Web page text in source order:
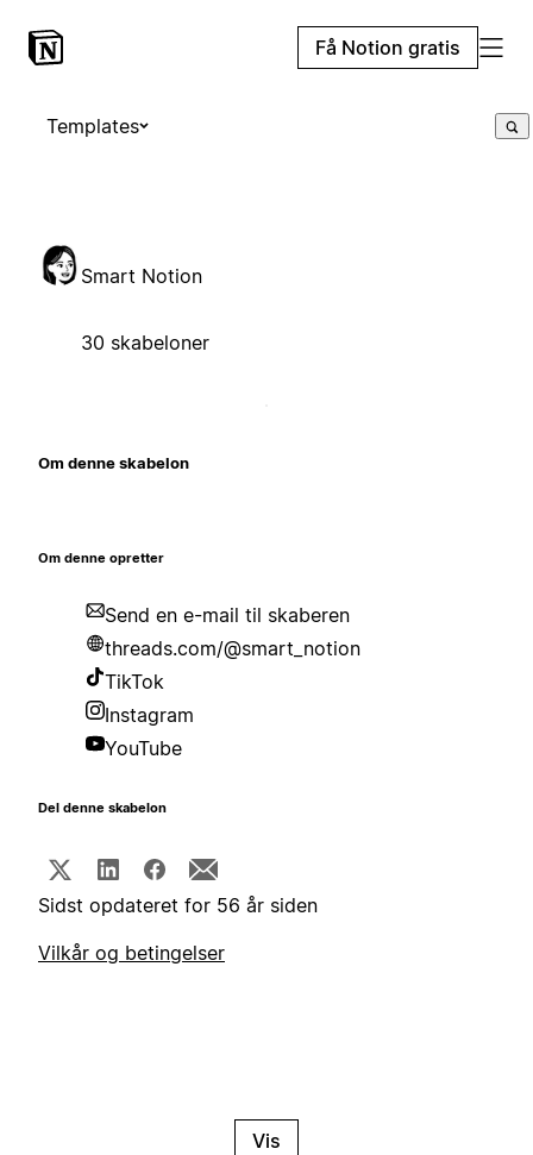
Få Notion gratis
Templates
Smart Notion
30 skabeloner
Om denne skabelon
Om denne opretter
Send en e-mail til skaberen
threads.com/@smart_notion
TikTok
Instagram
YouTube
Del denne skabelon
Sidst opdateret for 56 år siden
Vilkår og betingelser
Vis